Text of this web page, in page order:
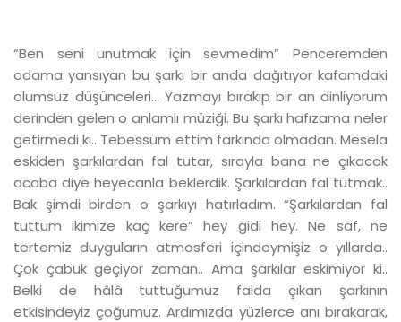
“Ben seni unutmak için sevmedim” Penceremden
odama yansıyan bu şarkı bir anda dağıtıyor kafamdaki
olumsuz düşünceleri... Yazmayı bırakıp bir an dinliyorum
derinden gelen o anlamlı müziği. Bu şarkı hafızama neler
getirmedi ki.. Tebessüm ettim farkında olmadan. Mesela
eskiden şarkılardan fal tutar, sırayla bana ne çıkacak
acaba diye heyecanla beklerdik. Şarkılardan fal tutmak..
Bak şimdi birden o şarkıyı hatırladım. “Şarkılardan fal
tuttum ikimize kaç kere” hey gidi hey. Ne saf, ne
tertemiz duyguların atmosferi içindeymişiz o yıllarda..
Çok çabuk geçiyor zaman.. Ama şarkılar eskimiyor ki..
Belki de hâlâ tuttuğumuz falda çıkan şarkının
etkisindeyiz çoğumuz. Ardımızda yüzlerce anı bırakarak,